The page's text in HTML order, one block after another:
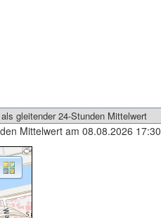
Mittelwert am 08.08.2026 17:30